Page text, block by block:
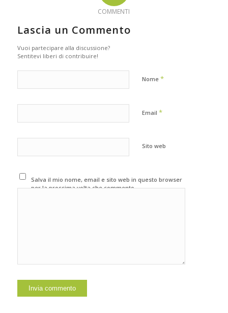
COMMENTI
Lascia un Commento
Vuoi partecipare alla discussione?
Sentitevi liberi di contribuire!
Nome *
Email *
Sito web
Salva il mio nome, email e sito web in questo browser
per la prossima volta che commento.